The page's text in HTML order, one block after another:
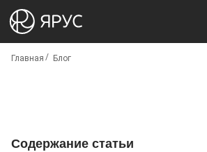
Главная Блог
Содержание статьи